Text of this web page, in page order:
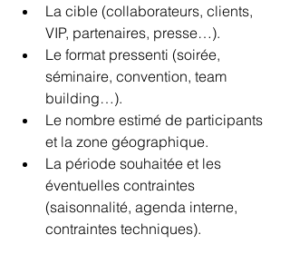
La cible (collaborateurs, clients,
VIP, partenaires, presse…).
Le format pressenti (soirée,
séminaire, convention, team
building…).
Le nombre estimé de participants
et la zone géographique.
La période souhaitée et les
éventuelles contraintes
(saisonnalité, agenda interne,
contraintes techniques).